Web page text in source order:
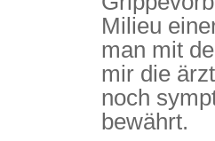
Milieu
man mit
mir die
noch
bewährt.